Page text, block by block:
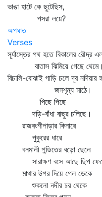
ভাঙা হাটে কে ছুটেছিস,
পসরা লয়ে?
অপঘাত
Verses
সূর্যাস্তের পথ হতে বিকালের রৌদ্র
বাতাস ঝিমিয়ে গেছে থেমে।
বিচালি-বোঝাই গাড়ি চলে দূর নদিয়ার
জনশূন্য মাঠে।
পিছে পিছে
দড়ি-বাঁধা বাছুর চলিছে।
রাজবংশীপাড়ার কিনারে
পুকুরের ধারে
বনমালী পন্ডিতের বড়ো ছেলে
সারাক্ষণ বসে আছে ছিপ
মাথার উপর দিয়ে গেল ডেকে
শুকনো নদীর চর থেকে